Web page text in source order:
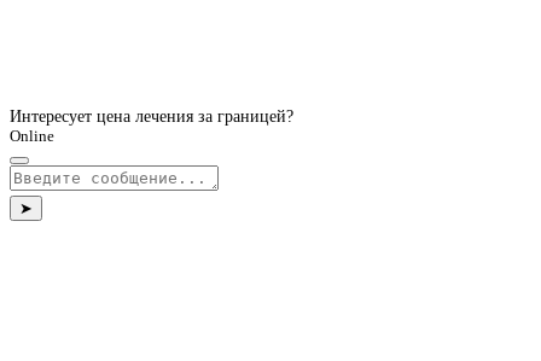
Интересует цена лечения за границей?
Online
➤